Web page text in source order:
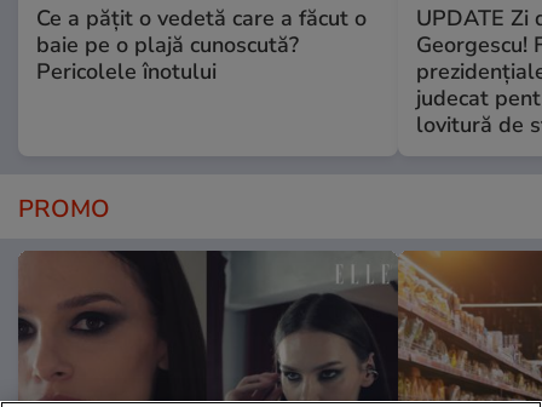
Ce a pățit o vedetă care a făcut o
baie pe o plajă cunoscută?
Pericolele înotului
UPDATE Zi
Georgescu!
judecat
lovitură de
PROMO